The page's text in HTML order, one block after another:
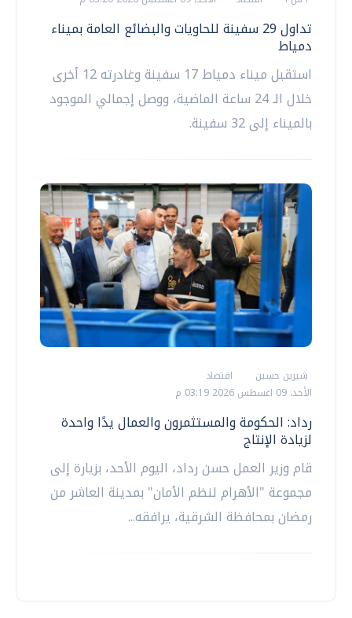
تداول 29 سفينة للحاويات والبضائع العامة بميناء
دمياط
استقبل ميناء دمياط 17 سفينة وغادرته 12 أخرى
خلال الـ 24 ساعة الماضية، ووصل إجمالي الموجود
بالميناء إلى 32 سفينة.
شيرين حسين
اقتصاد
الأحد، 09 اغسطس 2026 03:19 م
رداد: الحكومة والمستثمرون والعمال يدًا واحدة
لزيادة الإنتاج
قام وزير العمل حسن رداد، اليوم الأحد، بزيارة إلى
مجموعة "الأهرام لنظم الأمان" بمدينة العاشر من
رمضان بمحافظة الشرقية، يرافقه...